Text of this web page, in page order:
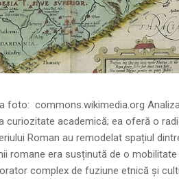
Analiza
curiozitate academică; ea oferă o
Roman au remodelat spațiul
romane era susținută de o
complex de fuziune etnică și